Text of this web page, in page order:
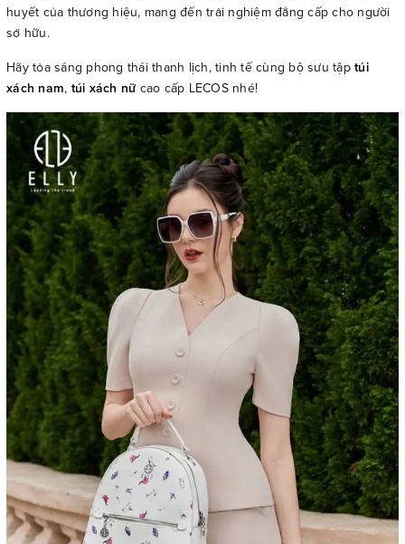
huyết của thương hiệu, mang đến trải nghiệm đẳng cấp cho người
sở hữu.
Hãy tỏa sáng phong thái thanh lịch, tinh tế cùng bộ sưu tập túi
xách nam, túi xách nữ cao cấp LECOS nhé!